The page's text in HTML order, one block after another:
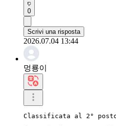
0
Scrivi una risposta
2026.07.04 13:44
멍룡이
Classificata al 2°